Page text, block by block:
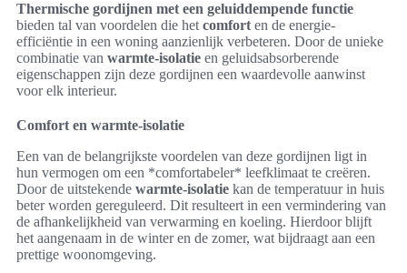
Thermische gordijnen met een geluiddempende functie
bieden tal van voordelen die het comfort en de energie-
efficiëntie in een woning aanzienlijk verbeteren. Door de unieke
combinatie van warmte-isolatie en geluidsabsorberende
eigenschappen zijn deze gordijnen een waardevolle aanwinst
voor elk interieur.
Comfort en warmte-isolatie
Een van de belangrijkste voordelen van deze gordijnen ligt in
hun vermogen om een *comfortabeler* leefklimaat te creëren.
Door de uitstekende warmte-isolatie kan de temperatuur in huis
beter worden gereguleerd. Dit resulteert in een vermindering van
de afhankelijkheid van verwarming en koeling. Hierdoor blijft
het aangenaam in de winter en de zomer, wat bijdraagt aan een
prettige woonomgeving.